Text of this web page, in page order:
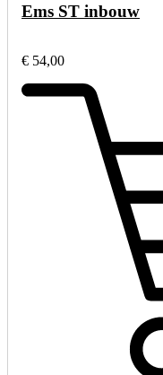
Ems ST inbouw
€ 54,00